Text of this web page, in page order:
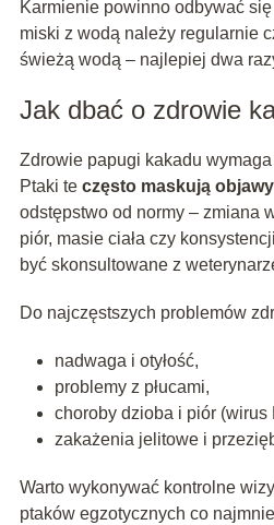
Karmienie powinno odbywać
miski z wodą należy regularnie
świeżą wodą – najlepiej dwa
Jak dbać o zdrowie
Zdrowie papugi kakadu
Ptaki te często maskują
odstępstwo od normy – zmiana
piór, masie ciała czy
być skonsultowane z
Do najczęstszych problemów
nadwaga i otyłość,
problemy z płucami,
choroby dzioba i piór (wirus
zakażenia jelitowe i
Warto wykonywać kontrolne
ptaków egzotycznych co